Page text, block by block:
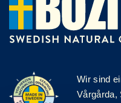
Wir sind
Vårgårda,